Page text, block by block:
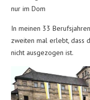
nur im Dom
In meinen 33
zweiten mal erlebt, dass
nicht ausgezogen ist.